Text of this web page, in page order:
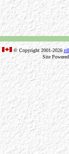
© Copyright 2001-2026
Site